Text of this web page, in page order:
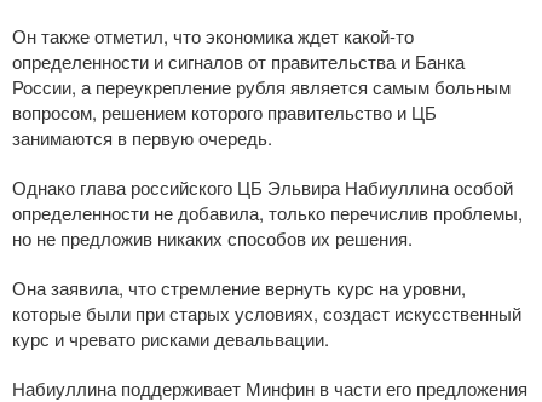
Он также отметил, что экономика ждет какой-то
определенности и сигналов от правительства и Банка
России, а переукрепление рубля является самым больным
вопросом, решением которого правительство и ЦБ
занимаются в первую очередь.
Однако глава российского ЦБ Эльвира Набиуллина особой
определенности не добавила, только перечислив проблемы,
но не предложив никаких способов их решения.
Она заявила, что стремление вернуть курс на уровни,
которые были при старых условиях, создаст искусственный
курс и чревато рисками девальвации.
Набиуллина поддерживает Минфин в части его предложения